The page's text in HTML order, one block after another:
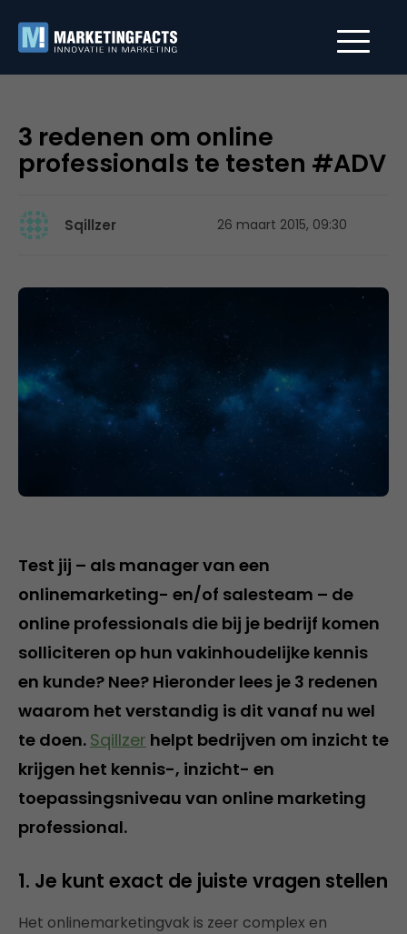
3 redenen om online
professionals te testen #ADV
Sqillzer 26 maart 2015, 09:30
Test jij – als manager van een
onlinemarketing- en/of salesteam – de
online professionals die bij je bedrijf komen
solliciteren op hun vakinhoudelijke kennis
en kunde? Nee? Hieronder lees je 3 redenen
waarom het verstandig is dit vanaf nu wel
te doen. Sqillzer helpt bedrijven om inzicht te
krijgen het kennis-, inzicht- en
toepassingsniveau van online marketing
professional.
1. Je kunt exact de juiste vragen stellen
Het onlinemarketingvak is zeer complex en